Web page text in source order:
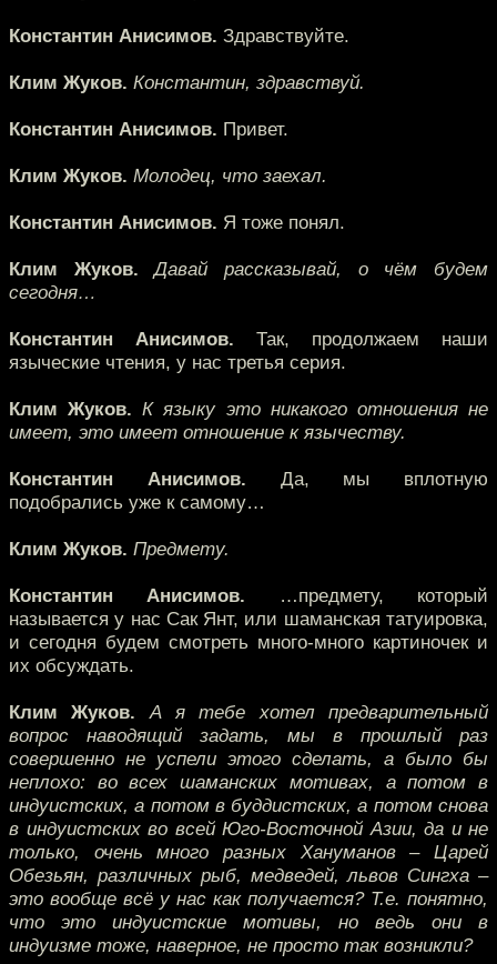
Константин Анисимов. Здравствуйте.
Клим Жуков. Константин, здравствуй.
Константин Анисимов. Привет.
Клим Жуков. Молодец, что заехал.
Константин Анисимов. Я тоже понял.
Клим Жуков. Давай рассказывай, о чём будем
сегодня…
Константин Анисимов. Так, продолжаем наши
языческие чтения, у нас третья серия.
Клим Жуков. К языку это никакого отношения не
имеет, это имеет отношение к язычеству.
Константин Анисимов. Да, мы вплотную
подобрались уже к самому…
Клим Жуков. Предмету.
Константин Анисимов. …предмету, который
называется у нас Сак Янт, или шаманская татуировка,
и сегодня будем смотреть много-много картиночек и
их обсуждать.
Клим Жуков. А я тебе хотел предварительный
вопрос наводящий задать, мы в прошлый раз
совершенно не успели этого сделать, а было бы
неплохо: во всех шаманских мотивах, а потом в
индуистских, а потом в буддистских, а потом снова
в индуистских во всей Юго-Восточной Азии, да и не
только, очень много разных Хануманов – Царей
Обезьян, различных рыб, медведей, львов Сингха –
это вообще всё у нас как получается? Т.е. понятно,
что это индуистские мотивы, но ведь они в
индуизме тоже, наверное, не просто так возникли?